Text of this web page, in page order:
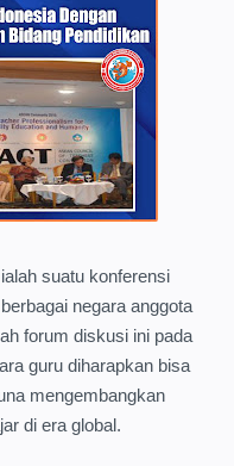
suatu konferensi
negara anggota
forum diskusi ini pada
guru diharapkan bisa
mengembangkan
di era global.